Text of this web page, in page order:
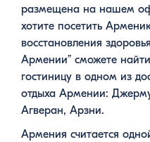
размещена на нашем
хотите посетить
восстановления
Армении” сможете
гостиницу в одном из
отдыха Армении:
Агверан, Арзни.
Армения считается